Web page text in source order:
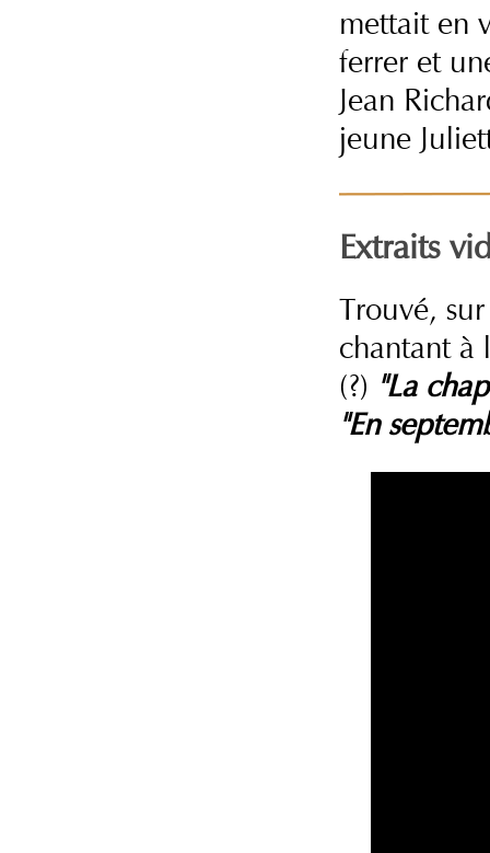
mettait en
ferrer et
Jean
jeune
Extraits
Trouvé,
chantant à
(?) "La
"En